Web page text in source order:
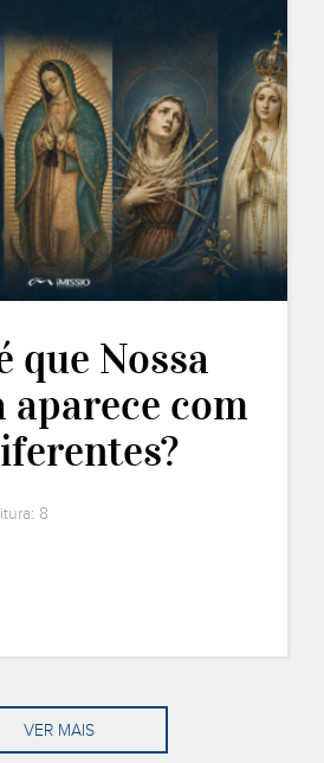
que Nossa
aparece com
8
VER MAIS